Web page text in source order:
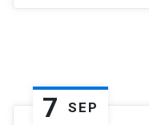
7 SEP